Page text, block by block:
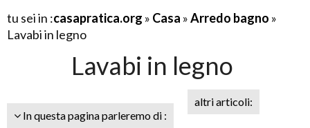
tu sei in :casapratica.org » Casa »Arredo bagno »
Lavabi in legno
Lavabi in legno
In questa pagina parleremo di :
altri articoli: